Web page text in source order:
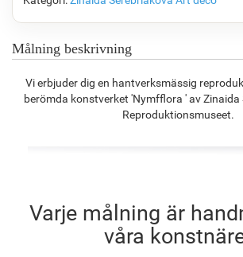
F4613-236
965.58 kr 1 392.12kr
1 146.31 kr
Målning beskrivning
Vi erbjuder dig en hantverksmässig
berömda konstverket 'Nymfflora ' av Zinaida
Reproduktionsmuseet.
Varje målning är
våra